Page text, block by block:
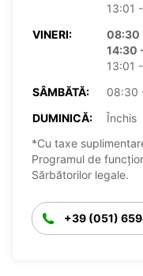
13:01
VINERI:
08:30
14:30
13:01
SÂMBĂTĂ:
08:30
DUMINICĂ:
Închis
*Cu taxe
Programul de
Sărbătorilor legale.
+39 (051)